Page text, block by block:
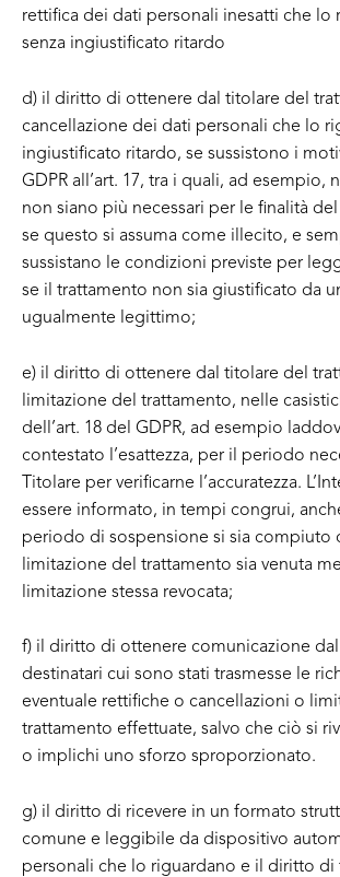
rettifica dei dati personali inesatti che lo
senza ingiustificato ritardo
d) il diritto di ottenere dal titolare del
cancellazione dei dati personali che lo
ingiustificato ritardo, se sussistono i
GDPR all’art. 17, tra i quali, ad esempio,
non siano più necessari per le finalità
se questo si assuma come illecito, e
sussistano le condizioni previste per
se il trattamento non sia giustificato da
ugualmente legittimo;
e) il diritto di ottenere dal titolare del
limitazione del trattamento, nelle
dell’art. 18 del GDPR, ad esempio
contestato l’esattezza, per il periodo
Titolare per verificarne l’accuratezza.
essere informato, in tempi congrui,
periodo di sospensione si sia compiuto
limitazione del trattamento sia venuta
limitazione stessa revocata;
f) il diritto di ottenere comunicazione
destinatari cui sono stati trasmesse le
eventuale rettifiche o cancellazioni o
trattamento effettuate, salvo che ciò si
o implichi uno sforzo sproporzionato.
g) il diritto di ricevere in un formato
comune e leggibile da dispositivo
personali che lo riguardano e il diritto di